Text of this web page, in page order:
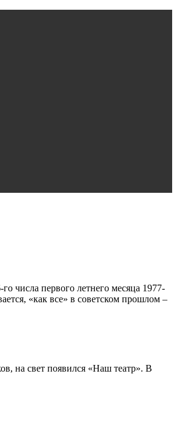
числа первого летнего месяца 1977-
«как все» в советском прошлом –
на свет появился «Наш театр». В